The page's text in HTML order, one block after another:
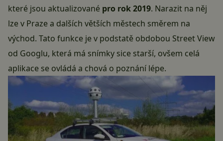
které jsou aktualizované pro rok 2019. Narazit na něj
lze v Praze a dalších větších městech směrem na
východ. Tato funkce je v podstatě obdobou Street View
od Googlu, která má snímky sice starší, ovšem celá
aplikace se ovládá a chová o poznání lépe.